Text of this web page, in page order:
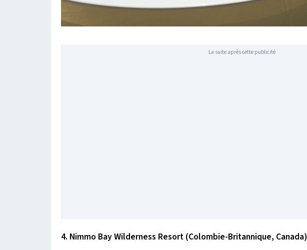
La suite après cette publicité
4. Nimmo Bay Wilderness Resort (Colombie-Britannique, Canada)